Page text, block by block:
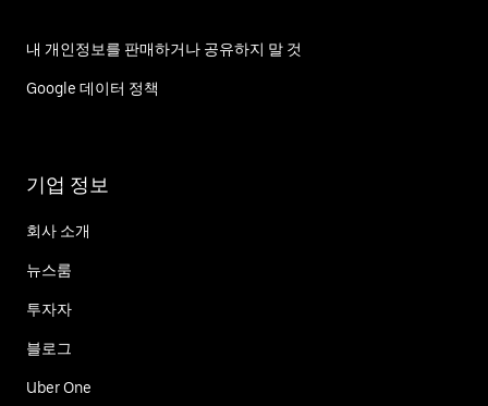
내 개인정보를 판매하거나 공유하지 말 것
Google 데이터 정책
기업 정보
회사 소개
뉴스룸
투자자
블로그
Uber One